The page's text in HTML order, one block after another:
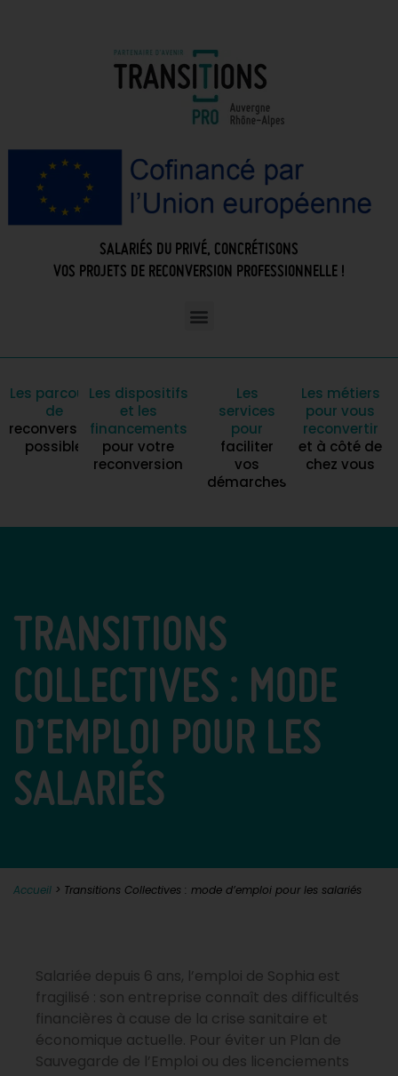
SALARIÉS DU PRIVÉ, CONCRÉTISONS
VOS PROJETS DE RECONVERSION PROFESSIONNELLE !
Les parcours
de
reconversion
possible
Les dispositifs
et les
financements
pour votre
reconversion
Les
services
pour
faciliter
vos
démarches
Les métiers
pour vous
reconvertir
et à côté de
chez vous
TRANSITIONS
COLLECTIVES : MODE
D’EMPLOI POUR LES
SALARIÉS
Accueil > Transitions Collectives : mode d’emploi pour les salariés
Salariée depuis 6 ans, l’emploi de Sophia est
fragilisé : son entreprise connaît des difficultés
financières à cause de la crise sanitaire et
économique actuelle. Pour éviter un Plan de
Sauvegarde de l’Emploi ou des licenciements